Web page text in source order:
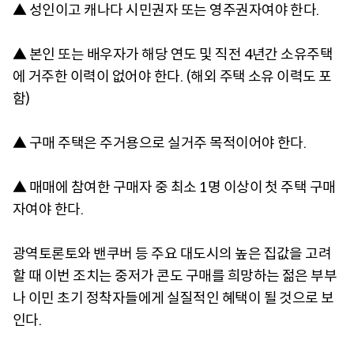
▲ 성인이고 캐나다 시민권자 또는 영주권자여야 한다.
▲ 본인 또는 배우자가 해당 연도 및 직전 4년간 소유주택
에 거주한 이력이 없어야 한다. (해외 주택 소유 이력도 포
함)
▲ 구매 주택은 주거용으로 실거주 목적이어야 한다.
▲ 매매에 참여한 구매자 중 최소 1명 이상이 첫 주택 구매
자여야 한다.
광역토론토와 밴쿠버 등 주요 대도시의 높은 집값을 고려
할 때 이번 조치는 중저가 콘도 구매를 희망하는 젊은 부부
나 이민 초기 정착자들에게 실질적인 혜택이 될 것으로 보
인다.